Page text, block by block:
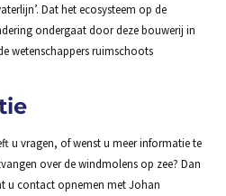
Dat het ecosysteem op de
ondergaat door deze bouwerij in
wetenschappers ruimschoots
u vragen, of wenst u meer informatie te
over de windmolens op zee? Dan
u contact opnemen met Johan